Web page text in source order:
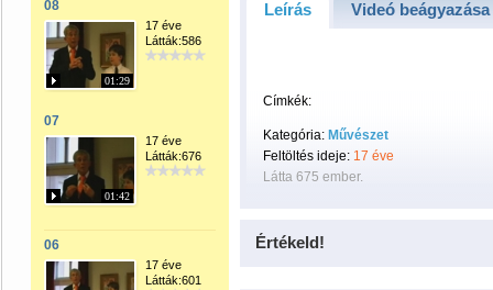
08
01:29
17 éve
Látták:586
07
01:42
17 éve
Látták:676
06
17 éve
Látták:601
Leírás Videó beágyazása
Címkék:
Kategória: Művészet
Feltöltés ideje: 17 éve
Látta 675 ember.
Értékeld!